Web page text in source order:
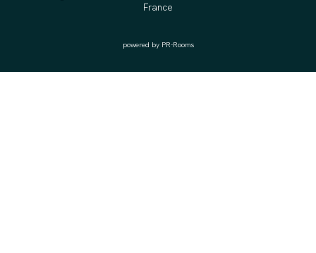
France
powered by PR-Rooms